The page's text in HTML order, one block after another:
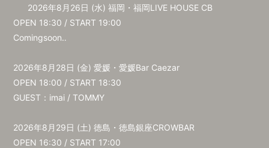
2026年8月26日 (水) 福岡・福岡LIVE HOUSE CB
OPEN 18:30 / START 19:00
Comingsoon‥
2026年8月28日 (金) 愛媛・愛媛Bar Caezar
OPEN 18:00 / START 18:30
GUEST：imai / TOMMY
2026年8月29日 (土) 徳島・徳島銀座CROWBAR
OPEN 16:30 / START 17:00